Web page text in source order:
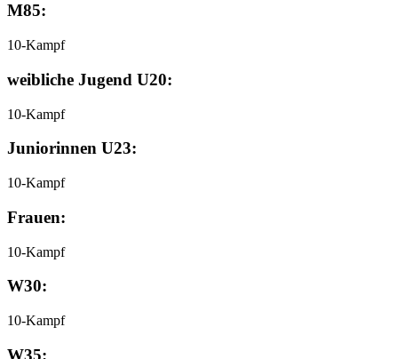
M85:
10-Kampf
weibliche Jugend U20:
10-Kampf
Juniorinnen U23:
10-Kampf
Frauen:
10-Kampf
W30:
10-Kampf
W35: